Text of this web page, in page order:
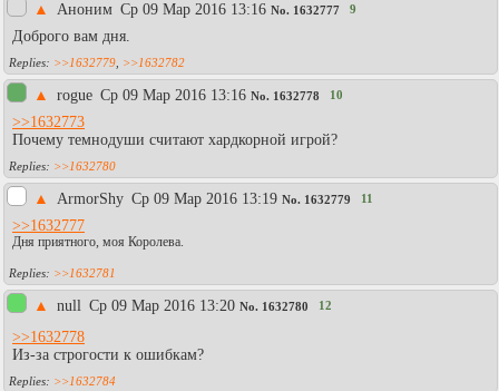
▲ Аноним Ср 09 Мар 2016 13:16 No. 1632777 9
Доброго вам дня.
>>1632779 >>1632782
▲ rogue Ср 09 Мар 2016 13:16 No. 1632778 10
>>1632773
Почему темнодуши считают хардкорной игрой?
>>1632780
▲ АrmоrShy Ср 09 Мар 2016 13:19 No. 1632779 11
>>1632777
Дня приятного, моя Королева.
>>1632781
▲ null Ср 09 Мар 2016 13:20 No. 1632780 12
>>1632778
Из-за строгости к ошибкам?
>>1632784